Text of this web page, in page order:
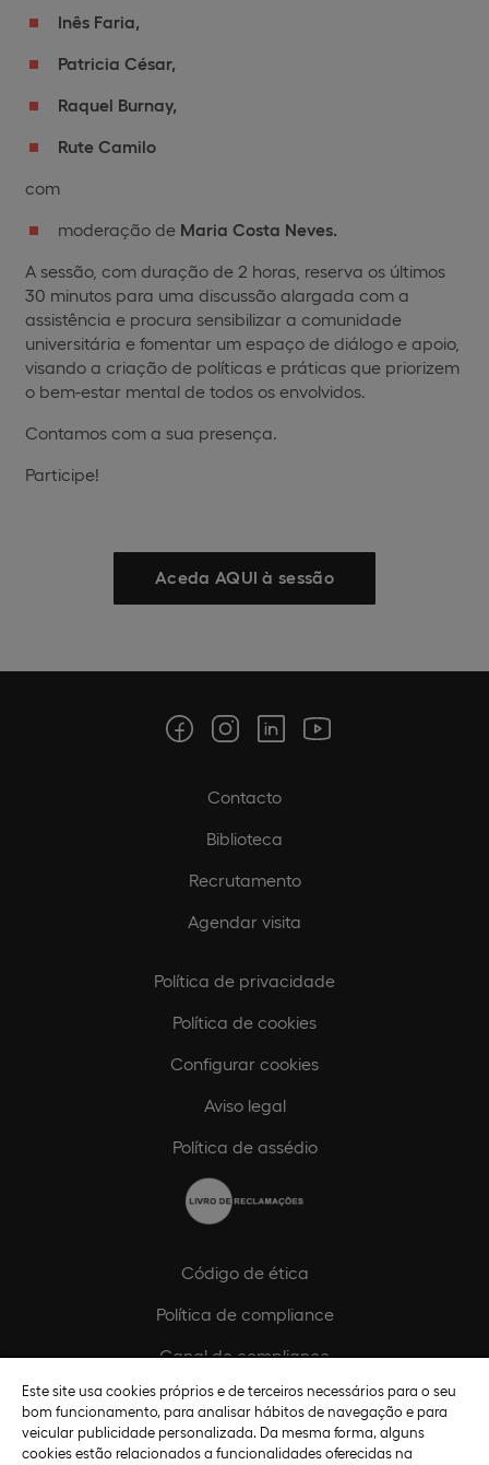
Inês Faria,
Patricia César,
Raquel Burnay,
Rute Camilo
com
moderação de Maria Costa Neves.
A sessão, com duração de 2 horas, reserva os últimos
30 minutos para uma discussão alargada com a
assistência e procura sensibilizar a comunidade
universitária e fomentar um espaço de diálogo e apoio,
visando a criação de políticas e práticas que priorizem
o bem-estar mental de todos os envolvidos.
Contamos com a sua presença.
Participe!
Aceda AQUI à sessão
Contacto
Biblioteca
Recrutamento
Agendar visita
Política de privacidade
Política de cookies
Configurar cookies
Aviso legal
Política de assédio
Código de ética
Política de compliance
Canal de compliance
Plano de Igualdade de Género
Este site usa cookies próprios e de terceiros necessários para o seu
bom funcionamento, para analisar hábitos de navegação e para
veicular publicidade personalizada. Da mesma forma, alguns
cookies estão relacionados a funcionalidades oferecidas na